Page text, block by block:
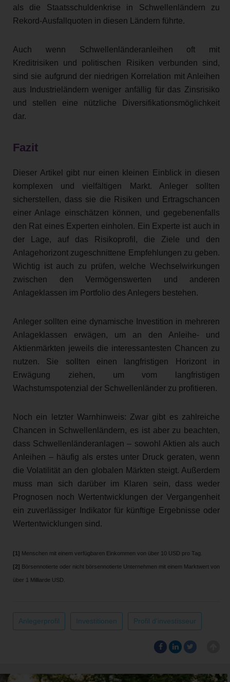
als die Staatsschuldenkrise in Schwellenländern zu
Rekord-Ausfallquoten in diesen Ländern führte.
Auch wenn Schwellenländeranleihen oft mit
Kreditrisiken und politischen Risiken verbunden sind,
sind sie aufgrund der niedrigen Korrelation mit Anleihen
aus Industrieländern weniger anfällig für das Zinsrisiko
und stellen eine nützliche Diversifikationsmöglichkeit
dar.
Fazit
Dieser Artikel gibt nur einen kleinen Einblick in diesen
komplexen und vielfältigen Markt. Anleger sollten
sicherstellen, dass sie die Risiken und Ertragschancen
einer Anlage einschätzen können, und gegebenenfalls
den Rat eines Experten einholen. Ein Experte ist auch in
der Lage, auf das Risikoprofil, die Ziele und den
Anlagehorizont zugeschnittene Empfehlungen zu geben.
Wichtig ist auch zu prüfen, welche Wechselwirkungen
zwischen den Vermögenswerten und anderen
Anlageklassen im Portfolio des Anlegers bestehen.
Anleger sollten eine dynamische Investition in mehreren
Anlageklassen erwägen, um an den Anleihe- und
Aktienmärkten jeweils die interessantesten Chancen zu
nutzen. Sie sollten einen langfristigen Horizont in
Erwägung ziehen, um vom langfristigen
Wachstumspotenzial der Schwellenländer zu profitieren.
Noch ein letzter Warnhinweis: Zwar gibt es zahlreiche
Chancen in Schwellenländern, es ist aber zu beachten,
dass Schwellenländeranlagen – sowohl Aktien als auch
Anleihen – häufig als erstes unter Druck geraten, wenn
die Volatilität an den globalen Märkten steigt. Außerdem
muss man sich darüber im Klaren sein, dass weder
Prognosen noch Wertentwicklungen der Vergangenheit
ein zuverlässiger Indikator für künftige Ergebnisse oder
Wertentwicklungen sind.
[1] Menschen mit einem verfügbaren Einkommen von über 10 USD pro Tag.
[2] Börsennotierte oder nicht börsennotierte Unternehmen mit einem Marktwert von
über 1 Milliarde USD.
Anlegerprofil Investitionen Profil d'investisseur